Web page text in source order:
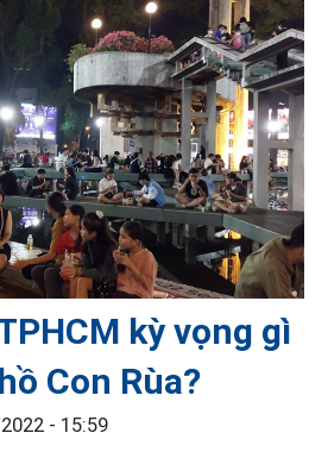
kỳ vọng gì
Con Rùa?
- 15:59